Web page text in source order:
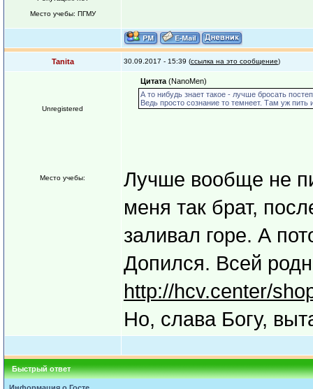
Место учебы: ПГМУ
Tanita 30.09.2017 - 15:39 (ссылка на это сообщение)
Unregistered
Место учебы:
Цитата(NanoMen)
А то нибудь знает такое - лучше бросать
Ведь просто сознание то темнеет. Там уж пить
Лучше вообще не
меня так брат,
заливал горе. А
Допился. Всей
http://hcv.center/
Но, слава Богу,
Быстрый ответ